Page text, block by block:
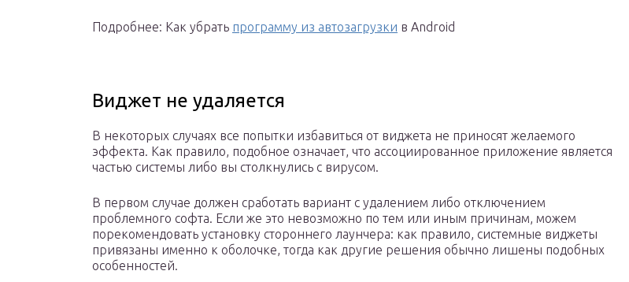
Подробнее: Как убрать программу из автозагрузки в Android
Виджет не удаляется
В некоторых случаях все попытки избавиться от виджета не приносят желаемого
эффекта. Как правило, подобное означает, что ассоциированное приложение является
частью системы либо вы столкнулись с вирусом.
В первом случае должен сработать вариант с удалением либо отключением
проблемного софта. Если же это невозможно по тем или иным причинам, можем
порекомендовать установку стороннего лаунчера: как правило, системные виджеты
привязаны именно к оболочке, тогда как другие решения обычно лишены подобных
особенностей.